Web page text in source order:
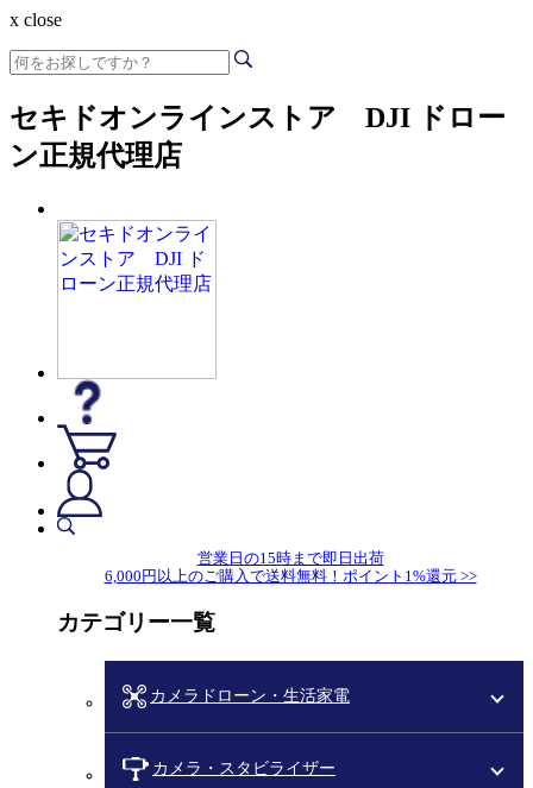
x close
セキドオンラインストア DJI ドロー
ン正規代理店
営業日の15時まで即日出荷
6,000円以上のご購入で送料無料！ポイント1%還元 >>
カテゴリー一覧
カメラドローン・生活家電
カメラ・スタビライザー